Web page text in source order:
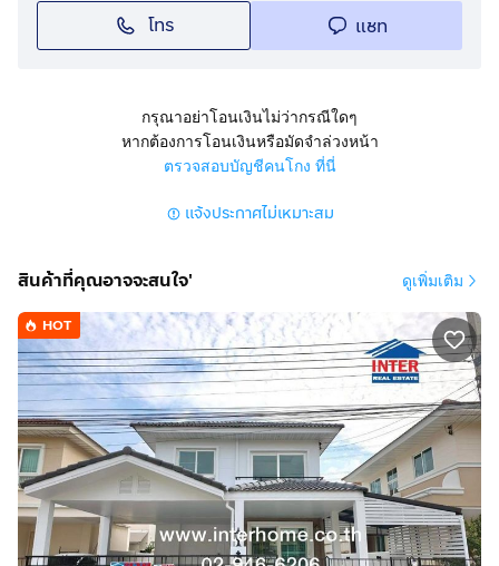
โทร แชท
กรุณาอย่าโอนเงินไม่ว่ากรณีใดๆ
หากต้องการโอนเงินหรือมัดจำล่วงหน้า
ตรวจสอบบัญชีคนโกง ที่นี่
แจ้งประกาศไม่เหมาะสม
สินค้าที่คุณอาจจะสนใจ' ดูเพิ่มเติม
HOT